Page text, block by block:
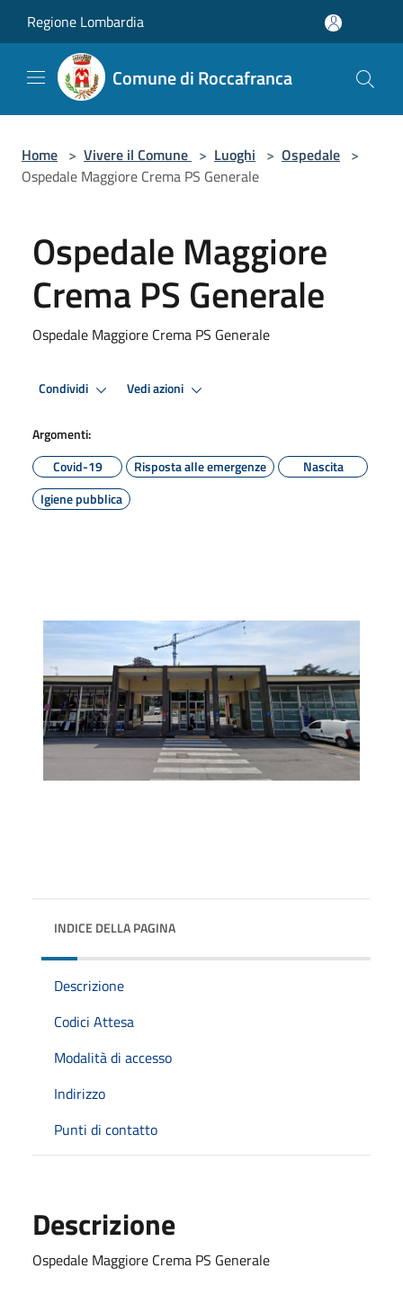
Regione Lombardia
Comune di Roccafranca
Home > Vivere il Comune > Luoghi > Ospedale >
Ospedale Maggiore Crema PS Generale
Ospedale Maggiore
Crema PS Generale
Ospedale Maggiore Crema PS Generale
Condividi Vedi azioni
Argomenti:
Covid-19
Risposta alle emergenze
Nascita
Igiene pubblica
INDICE DELLA PAGINA
Descrizione
Codici Attesa
Modalità di accesso
Indirizzo
Punti di contatto
Descrizione
Ospedale Maggiore Crema PS Generale